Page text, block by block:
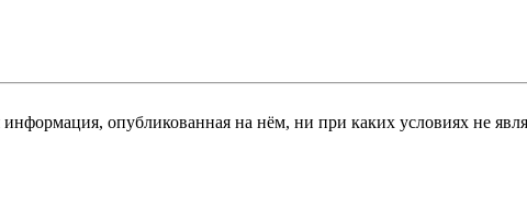
опубликованная на нём, ни при каких условиях не